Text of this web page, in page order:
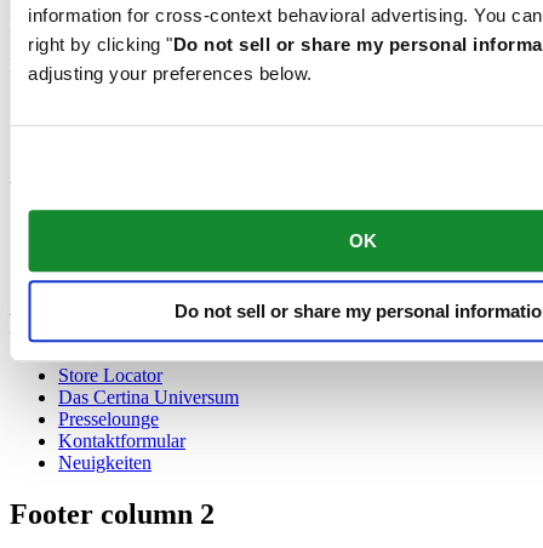
information for cross-context behavioral advertising. You
right by clicking "Do not sell or share my personal
adjusting your preferences below.
OK
Do not sell or share my personal
Kostenlose Lieferung
Kostenlose Rücksendung
Wir akzeptieren folgende Zahlungsmethoden
Footer column 1
Store Locator
Das Certina Universum
Presselounge
Kontaktformular
Neuigkeiten
Footer column 2